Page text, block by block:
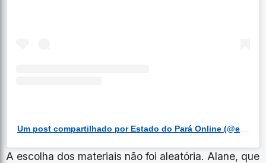
A escolha dos materiais não foi aleatória. Alane, que